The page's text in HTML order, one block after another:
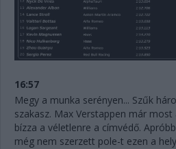
16:57
Megy a munka serényen... Szűk
szakasz. Max Verstappen már
bízza a véletlenre a címvédő.
még nem szerzett pole-t ezen a